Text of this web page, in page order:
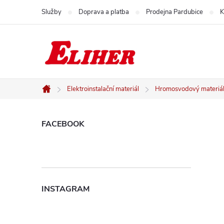
Služby Doprava a platba Prodejna Pardubice
Domů
Elektroinstalační materiál Hromosvodový materiál
P
s
FACEBOOK
INSTAGRAM